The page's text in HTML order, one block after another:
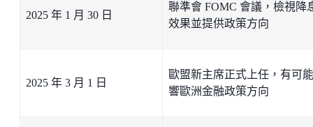
2025 年 1 月 30 日
聯準會 FOMC 會議，檢視降
效果並提供政策方向
2025 年 3 月 1 日
歐盟新主席正式上任，有可
響歐洲金融政策方向